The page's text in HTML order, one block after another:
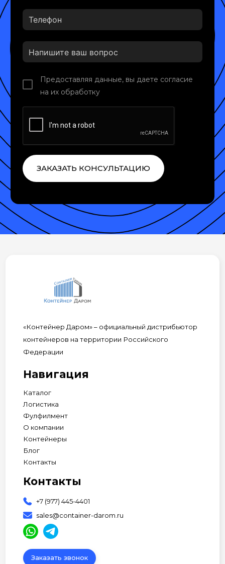
Предоставляя данные, вы даете согласие
на их обработку
ЗАКАЗАТЬ КОНСУЛЬТАЦИЮ
«Контейнер Даром» – официальный дистрибьютор
контейнеров на территории Российского
Федерации
Навигация
Каталог
Логистика
Фулфилмент
О компании
Контейнеры
Блог
Контакты
Контакты
+7 (977) 445-4401
sales@container-darom.ru
Заказать звонок